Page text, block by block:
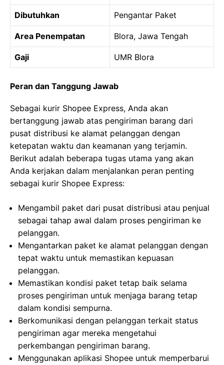
Dibutuhkan Pengantar Paket
Area Penempatan Blora, Jawa Tengah
Gaji UMR Blora
Peran dan Tanggung Jawab
Sebagai kurir Shopee Express, Anda akan
bertanggung jawab atas pengiriman barang dari
pusat distribusi ke alamat pelanggan dengan
ketepatan waktu dan keamanan yang terjamin.
Berikut adalah beberapa tugas utama yang akan
Anda kerjakan dalam menjalankan peran penting
sebagai kurir Shopee Express:
Mengambil paket dari pusat distribusi atau penjual
sebagai tahap awal dalam proses pengiriman ke
pelanggan.
Mengantarkan paket ke alamat pelanggan dengan
tepat waktu untuk memastikan kepuasan
pelanggan.
Memastikan kondisi paket tetap baik selama
proses pengiriman untuk menjaga barang tetap
dalam kondisi sempurna.
Berkomunikasi dengan pelanggan terkait status
pengiriman agar mereka mengetahui
perkembangan pengiriman barang.
Menggunakan aplikasi Shopee untuk memperbarui